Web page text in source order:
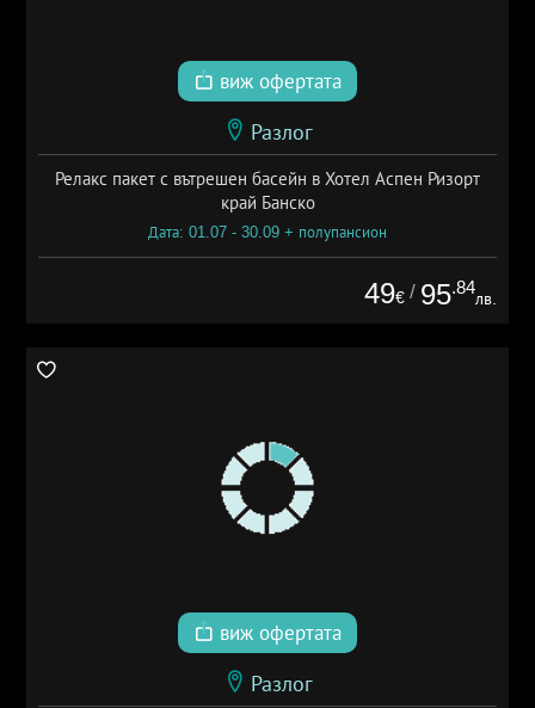
виж офертата
Разлог
Релакс пакет с вътрешен басейн в Хотел Аспен Ризорт
край Банско
Дата: 01.07 - 30.09 + полупансион
49€ / 95.84
лв.
виж офертата
Разлог